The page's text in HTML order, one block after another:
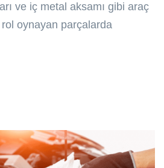
ve iç metal aksamı gibi araç
oynayan parçalarda